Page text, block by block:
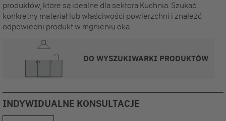
produktów, które są idealne dla sektora Kuchnia. Szukać
konkretny materiał lub właściwości powierzchni i znaleźć
odpowiedni produkt w mgnieniu oka.
DO WYSZUKIWARKI PRODUKTÓW
INDYWIDUALNE KONSULTACJE